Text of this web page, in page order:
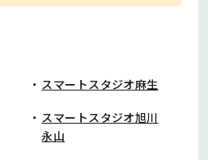
スマートスタジオ麻生
スマートスタジオ旭川
永山